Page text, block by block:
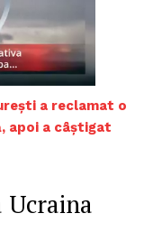
a reclamat o
apoi a câștigat
Ucraina